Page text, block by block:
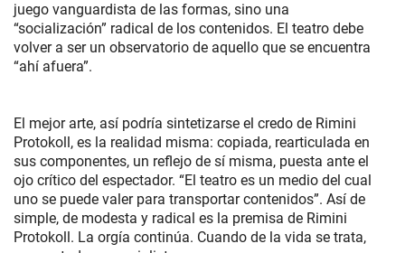
juego vanguardista de las formas, sino una
“socialización” radical de los contenidos. El teatro debe
volver a ser un observatorio de aquello que se encuentra
“ahí afuera”.
El mejor arte, así podría sintetizarse el credo de Rimini
Protokoll, es la realidad misma: copiada, rearticulada en
sus componentes, un reflejo de sí misma, puesta ante el
ojo crítico del espectador. “El teatro es un medio del cual
uno se puede valer para transportar contenidos”. Así de
simple, de modesta y radical es la premisa de Rimini
Protokoll. La orgía continúa. Cuando de la vida se trata,